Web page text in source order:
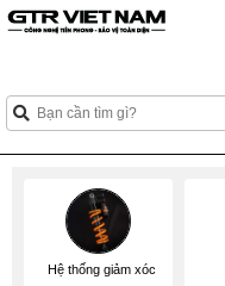
Hệ thống giảm xóc